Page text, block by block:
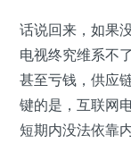
话说回来，如果
电视终究维系不
甚至亏钱，供应
键的是，互联网
短期内没法依靠